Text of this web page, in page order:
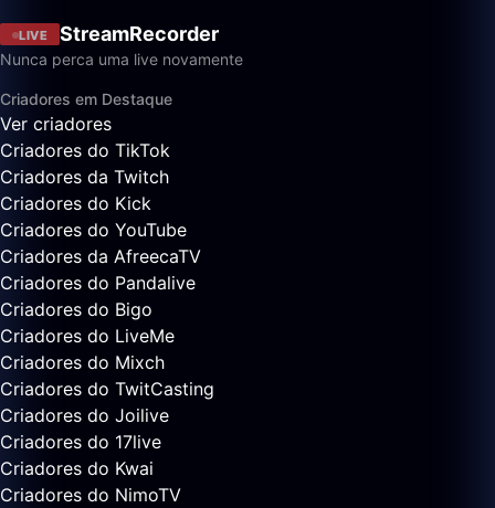
LIVE StreamRecorder
Nunca perca uma live novamente
Criadores em Destaque
Ver criadores
Criadores do TikTok
Criadores da Twitch
Criadores do Kick
Criadores do YouTube
Criadores da AfreecaTV
Criadores do Pandalive
Criadores do Bigo
Criadores do LiveMe
Criadores do Mixch
Criadores do TwitCasting
Criadores do Joilive
Criadores do 17live
Criadores do Kwai
Criadores do NimoTV